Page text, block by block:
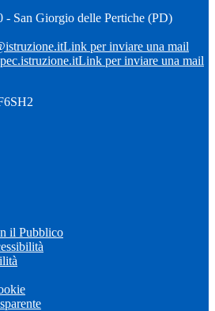
- San Giorgio delle Pertiche (PD)
Link per inviare una mail
Link per inviare una mail
il Pubblico